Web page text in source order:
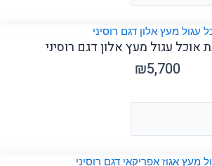
אוכל עגול מעץ אלון דגם רוסיני
₪5,700